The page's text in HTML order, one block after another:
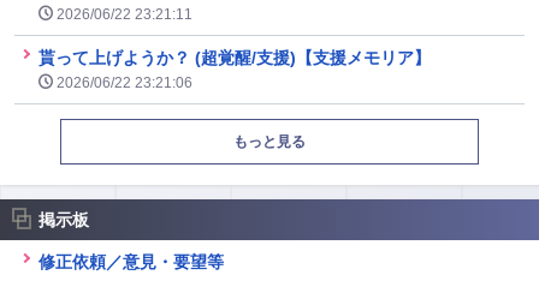
2026/06/22 23:21:11
貰って上げようか？ (超覚醒/支援)【支援メモリア】
2026/06/22 23:21:06
もっと見る
掲示板
修正依頼／意見・要望等